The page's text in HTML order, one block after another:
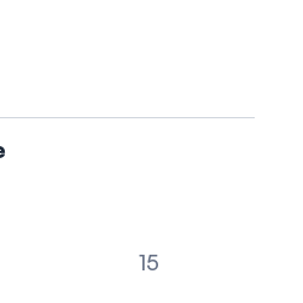
Boardroom
15